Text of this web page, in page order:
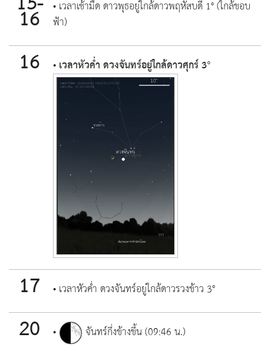
16
• เวลาเช้ามืด ดาวพุธอยู่ใกล้ดาวพฤหัสบดี 1° (ใกล้ขอบ
ฟ้า)
16 • เวลาหัวค่ำ ดวงจันทร์อยู่ใกล้ดาวศุกร์ 3°
17 • เวลาหัวค่ำ ดวงจันทร์อยู่ใกล้ดาวรวงข้าว 3°
20 • จันทร์กึ่งข้างขึ้น (09:46 น.)